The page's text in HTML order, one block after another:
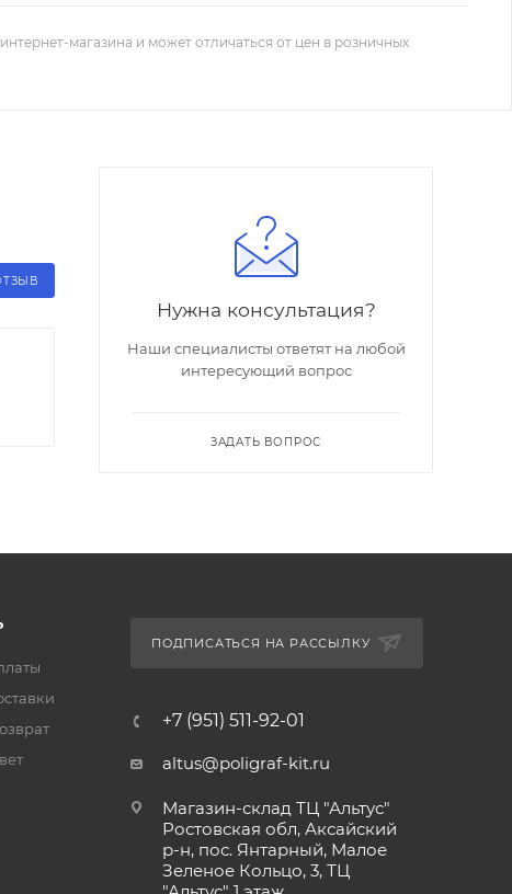
магазина и может отличаться от цен в розничных
Нужна консультация?
Наши специалисты ответят на любой
интересующий вопрос
ЗАДАТЬ ВОПРОС
ПОДПИСАТЬСЯ НА РАССЫЛКУ
+7 (951) 511-92-01
altus@poligraf-kit.ru
Магазин-склад ТЦ "Альтус"
Ростовская обл, Аксайский
р-н, пос. Янтарный, Малое
Зеленое Кольцо, 3, ТЦ